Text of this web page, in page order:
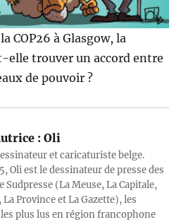
COP26 à Glasgow, la
elle trouver un accord entre
de pouvoir ?
: Oli
et caricaturiste belge.
Oli est le dessinateur de presse des
Sudpresse (La Meuse, La Capitale,
Province et La Gazette), les
plus lus en région francophone